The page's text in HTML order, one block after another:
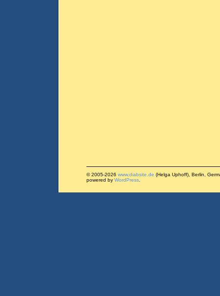
© 2005-2026 www.diabsite.de (Helga Uphoff), Berlin,
powered by WordPress.